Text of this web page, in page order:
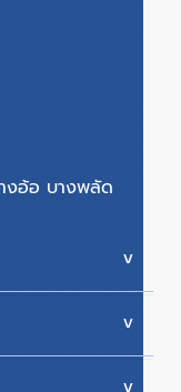
งอ้อ บางพลัด